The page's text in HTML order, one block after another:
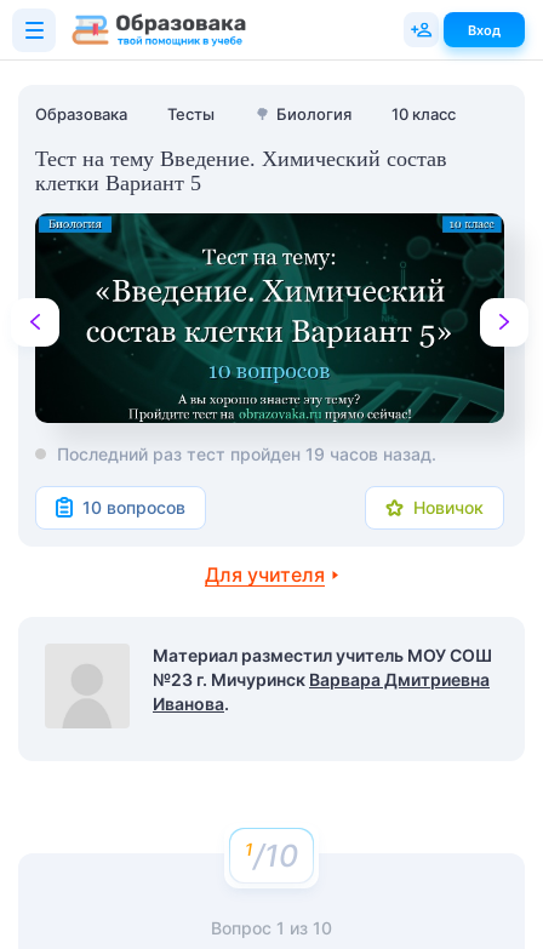
Образовака Тесты 🌳 Биология 10 класс
Тест на тему Введение. Химический состав
клетки Вариант 5
Последний раз тест пройден 19 часов назад.
10 вопросов Новичок
Для учителя
Материал разместил учитель МОУ СОШ
№23 г. Мичуринск Варвара Дмитриевна
Иванова.
/10
Вопрос 1 из 10
Вход